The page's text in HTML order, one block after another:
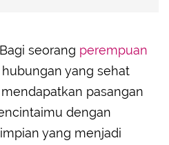
Bagi seorang perempuan
yang sehat
pasangan
dengan
yang menjadi